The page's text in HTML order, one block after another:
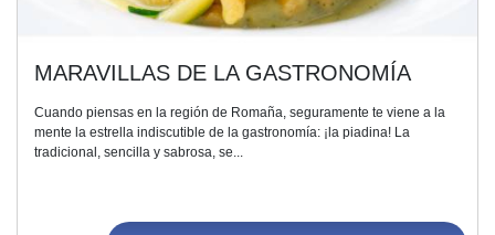
MARAVILLAS DE LA GASTRONOMÍA
Cuando piensas en la región de Romaña, seguramente te viene a la
mente la estrella indiscutible de la gastronomía: ¡la piadina! La
tradicional, sencilla y sabrosa, se...